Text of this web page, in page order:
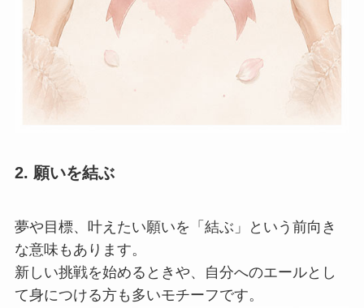
2. 願いを結ぶ
夢や目標、叶えたい願いを「結ぶ」という前向き
な意味もあります。
新しい挑戦を始めるときや、自分へのエールとし
て身につける方も多いモチーフです。